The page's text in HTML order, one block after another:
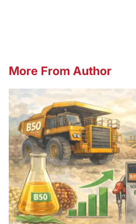
More From Author